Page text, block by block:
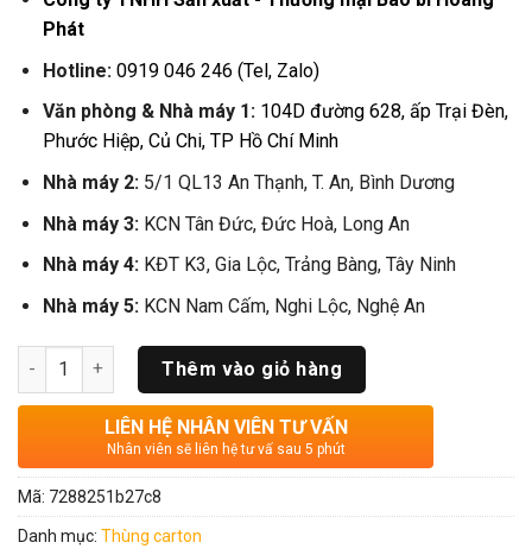
Phát
Hotline: 0919 046 246 (Tel, Zalo)
Văn phòng & Nhà máy 1: 104D đường 628, ấp Trại Đèn,
Phước Hiệp, Củ Chi, TP Hồ Chí Minh
Nhà máy 2:5/1 QL13 An Thạnh, T. An, Bình Dương
Nhà máy 3:KCN Tân Đức, Đức Hoà, Long An
Nhà máy 4:KĐT K3, Gia Lộc, Trảng Bàng, Tây Ninh
Nhà máy 5:KCN Nam Cấm, Nghi Lộc, Nghệ An
Số lượng Thêm vào giỏ hàng
LIÊN HỆ NHÂN VIÊN TƯ VẤN
Nhân viên sẽ liên hệ tư vấ sau 5 phút
Mã: 7288251b27c8
Danh mục: Thùng carton